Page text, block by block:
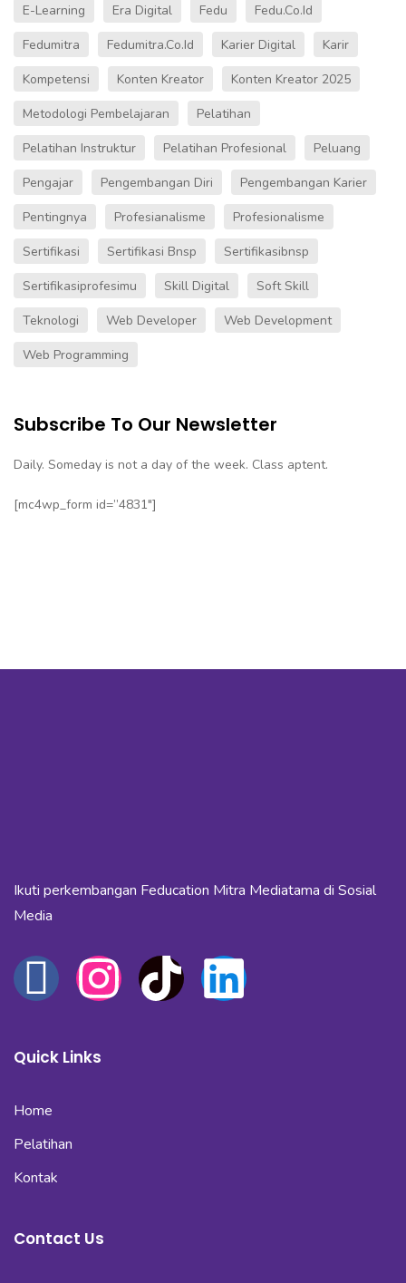
E-Learning
Era Digital Fedu
Fedu.co.id
Fedumitra
Fedumitra.co.id Karier Digital
Karir
Kompetensi
Konten Kreator
Konten Kreator 2025
Metodologi Pembelajaran
Pelatihan
Pelatihan Instruktur
Pelatihan Profesional
Peluang
Pengajar
Pengembangan Diri
Pengembangan Karier
Pentingnya
Profesianalisme
Profesionalisme
Sertifikasi
Sertifikasi Bnsp
Sertifikasibnsp
Sertifikasiprofesimu
Skill Digital
Soft Skill
Teknologi
Web Developer
Web Development
Web Programming
Subscribe To Our Newsletter
Daily. Someday is not a day of the week. Class aptent.
[mc4wp_form id=”4831″]
Ikuti perkembangan Feducation Mitra Mediatama di Sosial
Media
Quick Links
Home
Pelatihan
Kontak
Contact Us